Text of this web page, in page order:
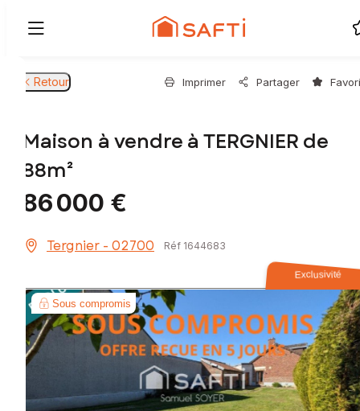
Retour Imprimer Partager
Maison à vendre à TERGNIER de
88m²
86 000 €
Tergnier - 02700 Réf 1644683
Exclusivité
Sous compromis